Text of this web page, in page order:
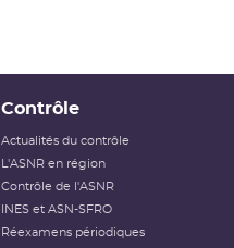
Contrôle
Actualités du contrôle
L'ASNR en région
Contrôle de l'ASNR
INES et ASN-SFRO
Réexamens périodiques